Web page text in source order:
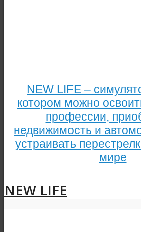
NEW LIFE –
котором можно
профессии,
недвижимость и
устраивать
мире
NEW LIFE